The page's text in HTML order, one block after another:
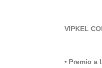
VIPKEL
• Premio a